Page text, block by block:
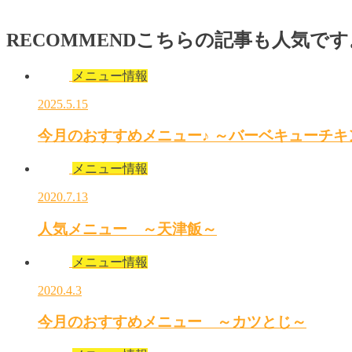
RECOMMENDこちらの記事も人気で
メニュー情報
2025.5.15
今月のおすすめメニュー♪ ～バーベキューチキ
メニュー情報
2020.7.13
人気メニュー ～天津飯～
メニュー情報
2020.4.3
今月のおすすめメニュー ～カツとじ～